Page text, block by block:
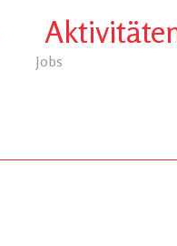
Jobs